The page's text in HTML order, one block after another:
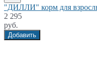
"ДИЛЛИ" корм для
2 295
руб.
Добавить